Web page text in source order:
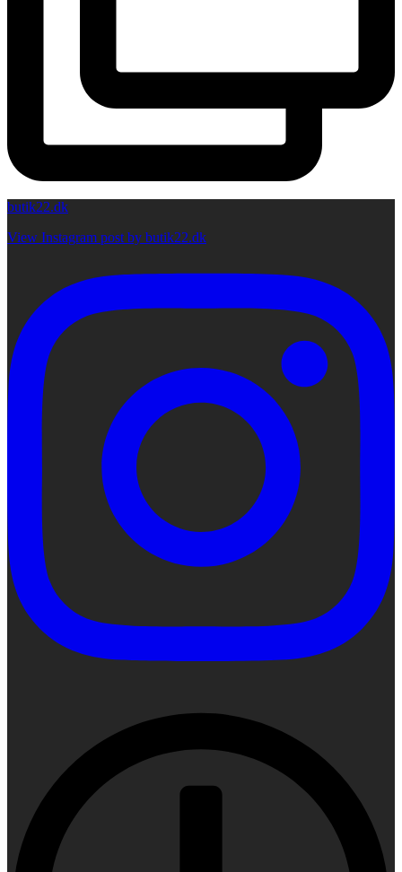
butik22.dk
View Instagram post by butik22.dk